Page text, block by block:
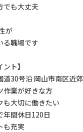
でも大丈夫
が
る職場です
ト】
道30号沿 岡山市南区近郊
作業が好きな方
も大切に働きたい
年間休日120日
も充実